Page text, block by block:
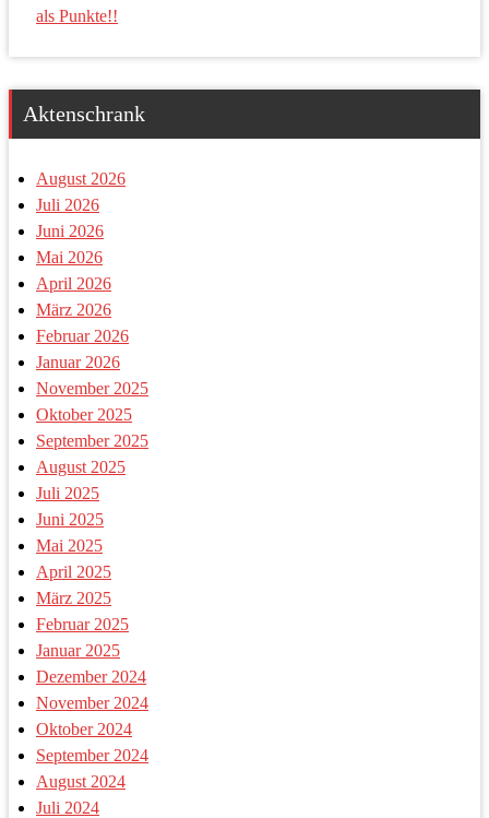
als Punkte!!
Aktenschrank
August 2026
Juli 2026
Juni 2026
Mai 2026
April 2026
März 2026
Februar 2026
Januar 2026
November 2025
Oktober 2025
September 2025
August 2025
Juli 2025
Juni 2025
Mai 2025
April 2025
März 2025
Februar 2025
Januar 2025
Dezember 2024
November 2024
Oktober 2024
September 2024
August 2024
Juli 2024